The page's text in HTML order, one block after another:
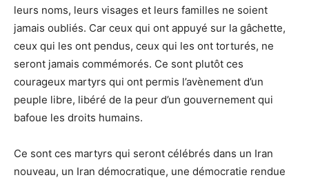
leurs noms, leurs visages et leurs familles ne soient
jamais oubliés. Car ceux qui ont appuyé sur la gâchette,
ceux qui les ont pendus, ceux qui les ont torturés, ne
seront jamais commémorés. Ce sont plutôt ces
courageux martyrs qui ont permis l’avènement d’un
peuple libre, libéré de la peur d’un gouvernement qui
bafoue les droits humains.
Ce sont ces martyrs qui seront célébrés dans un Iran
nouveau, un Iran démocratique, une démocratie rendue